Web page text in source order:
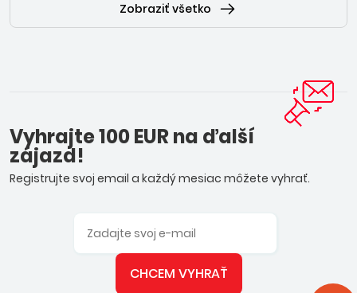
Zobraziť všetko
Vyhrajte 100 EUR na ďalší
zájazd!
Registrujte svoj email a každý mesiac môžete vyhrať.
CHCEM VYHRAŤ